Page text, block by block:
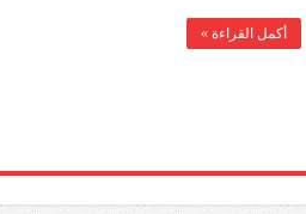
أكمل القراءة »